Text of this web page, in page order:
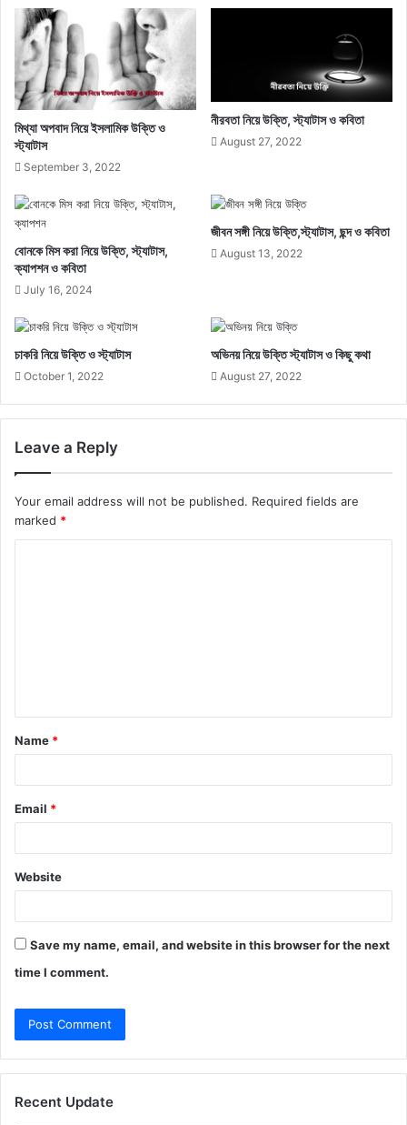
মিথ্যা অপবাদ নিয়ে ইসলামিক উক্তি ও
স্ট্যাটাস
September 3, 2022
নীরবতা নিয়ে উক্তি, স্ট্যাটাস ও কবিতা
August 27, 2022
বোনকে মিস করা নিয়ে উক্তি, স্ট্যাটাস,
ক্যাপশন ও কবিতা
July 16, 2024
জীবন সঙ্গী নিয়ে উক্তি,স্ট্যাটাস, ছন্দ ও কবিতা
August 13, 2022
চাকরি নিয়ে উক্তি ও স্ট্যাটাস
October 1, 2022
অভিনয় নিয়ে উক্তি স্ট্যাটাস ও কিছু কথা
August 27, 2022
Leave a Reply
Your email address will not be published. Required fields are
marked *
t
*
Name *
Email *
Website
Save my name, email, and website in this browser for the next
time I comment.
Recent Update